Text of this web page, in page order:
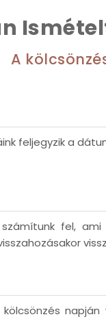
A
feljegyzik a
fel,
napján